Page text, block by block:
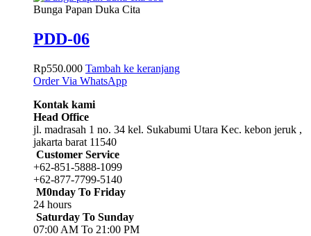
Bunga Papan Duka Cita
PDD-06
Rp550.000 Tambah ke keranjang
Order Via WhatsApp
Kontak kami
Head Office
jl. madrasah 1 no. 34 kel. Sukabumi Utara Kec. kebon jeruk ,
jakarta barat 11540
Customer Service
+62-851-5888-1099
+62-877-7799-5140
M0nday To Friday
24 hours
Saturday To Sunday
07:00 AM To 21:00 PM